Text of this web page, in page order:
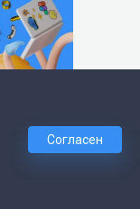
Согласен